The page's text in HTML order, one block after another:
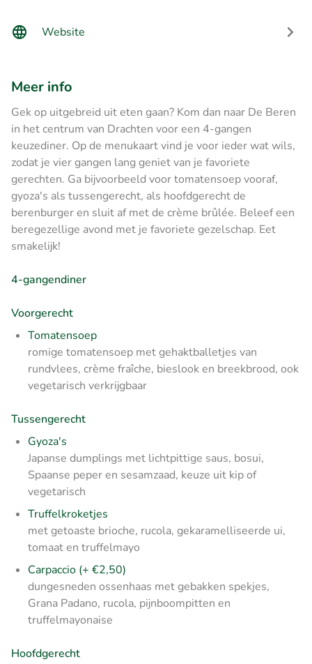
Website
Meer info
Gek op uitgebreid uit eten gaan? Kom dan naar De Beren
in het centrum van Drachten voor een 4-gangen
keuzediner. Op de menukaart vind je voor ieder wat wils,
zodat je vier gangen lang geniet van je favoriete
gerechten. Ga bijvoorbeeld voor tomatensoep vooraf,
gyoza's als tussengerecht, als hoofdgerecht de
berenburger en sluit af met de crème brûlée. Beleef een
beregezellige avond met je favoriete gezelschap. Eet
smakelijk!
4-gangendiner
Voorgerecht
Tomatensoep
romige tomatensoep met gehaktballetjes van
rundvlees, crème fraîche, bieslook en breekbrood, ook
vegetarisch verkrijgbaar
Tussengerecht
Gyoza's
Japanse dumplings met lichtpittige saus, bosui,
Spaanse peper en sesamzaad, keuze uit kip of
vegetarisch
Truffelkroketjes
met getoaste brioche, rucola, gekaramelliseerde ui,
tomaat en truffelmayo
Carpaccio (+ €2,50)
dungesneden ossenhaas met gebakken spekjes,
Grana Padano, rucola, pijnboompitten en
truffelmayonaise
Hoofdgerecht